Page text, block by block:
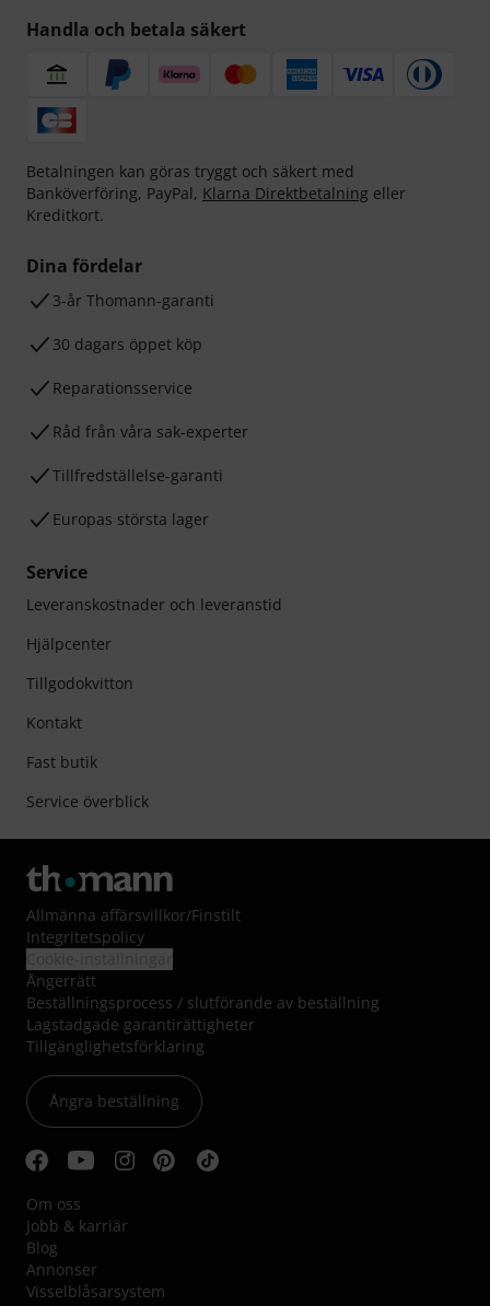
Handla och betala säkert
Betalningen kan göras tryggt och säkert med
Banköverföring, PayPal, Klarna Direktbetalning eller
Kreditkort.
Dina fördelar
3-år Thomann-garanti
30 dagars öppet köp
Reparationsservice
Råd från våra sak-experter
Tillfredställelse-garanti
Europas största lager
Service
Leveranskostnader och leveranstid
Hjälpcenter
Tillgodokvitton
Kontakt
Fast butik
Service överblick
Allmänna affärsvillkor/Finstilt
Integritetspolicy
Ångerrätt
Beställningsprocess / slutförande av beställning
Lagstadgade garantirättigheter
Tillgänglighetsförklaring
Ångra beställning
Om oss
Jobb & karriär
Blog
Annonser
Visselblåsarsystem